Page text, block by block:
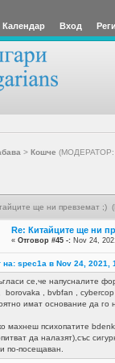
Календар Вход
> Кошче (МОДЕРАТОР:
ще ни превземат ;)
Re: Китайците ще ни
«Отговор #45 -: Nov 24,
на: spec1a в Nov 24, 2021,
се,че напусналите
borovaka , bvbfan ,
имат основание да го
махнеш психопатите
да налазят),със
по-посещаван.